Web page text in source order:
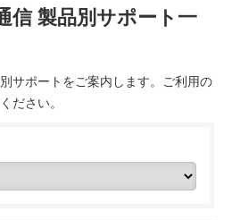
信 製品別サポート一
サポートをご案内します。ご利用の
ださい。